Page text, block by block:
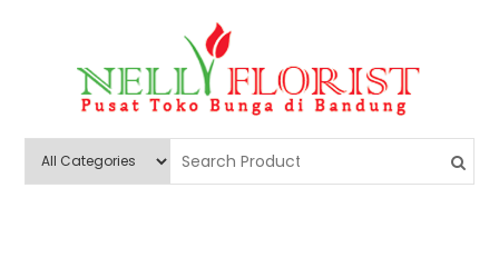
Nelly Florist Bandung